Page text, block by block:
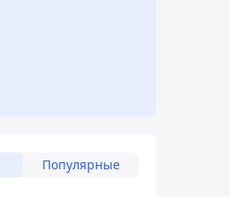
Популярные